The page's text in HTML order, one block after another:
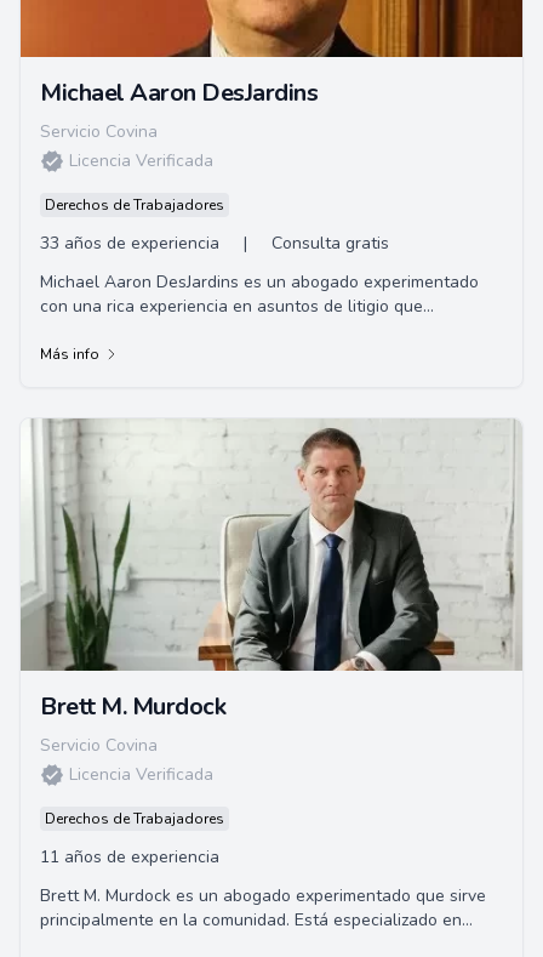
Michael Aaron DesJardins
Servicio Covina
Licencia Verificada
Derechos de Trabajadores
33 años de experiencia |
Consulta gratis
Michael Aaron DesJardins es un abogado experimentado
con una rica experiencia en asuntos de litigio que
Más info
Brett M. Murdock
Servicio Covina
Licencia Verificada
Derechos de Trabajadores
11 años de experiencia
Brett M. Murdock es un abogado experimentado que sirve
principalmente en la comunidad. Está especializado en